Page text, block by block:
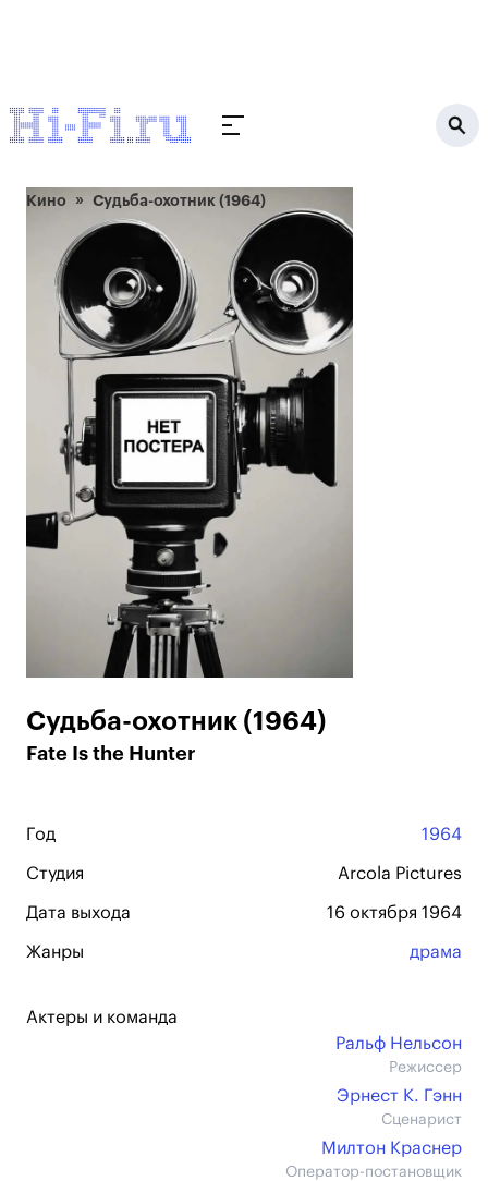
Кино Судьба-охотник (1964)
Судьба-охотник (1964)
Fate Is the Hunter
Год 1964
Студия Arcola Pictures
Дата выхода 16 октября 1964
Жанры драма
Актеры и команда
Ральф Нельсон
Режиссер
Эрнест К. Гэнн
Сценарист
Милтон Краснер
Оператор-постановщик